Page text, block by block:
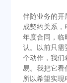
伴随业务的开
成契约关系，
年度合同，临
认。以前只需
个动作，我们
易。我把它看
所以希望实现